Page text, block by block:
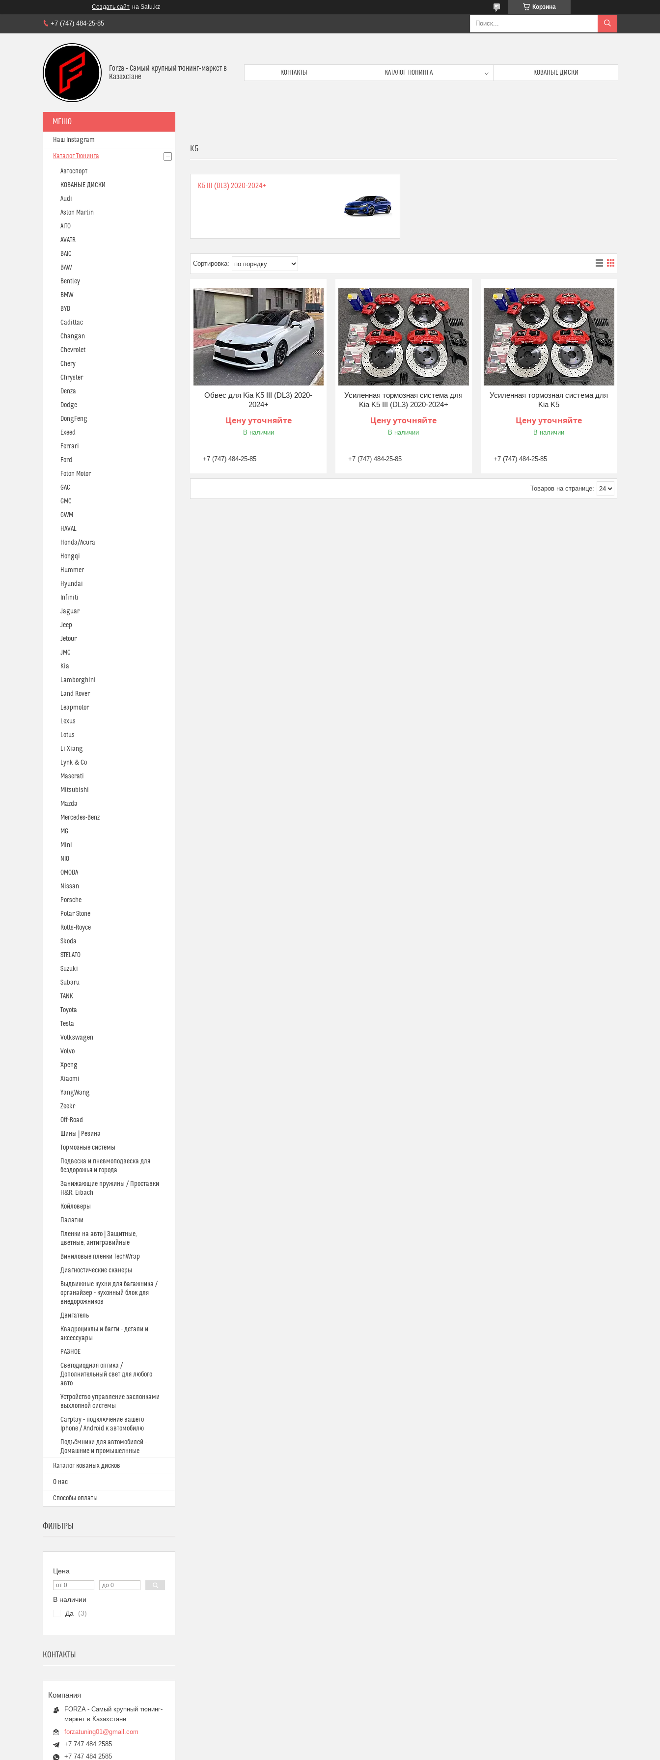
Создать сайт на Satu.kz Корзина
+7 (747) 484-25-85
Forza - Самый крупный тюнинг-маркет в
Казахстане
КОНТАКТЫ КАТАЛОГ ТЮНИНГА КОВАНЫЕ ДИСКИ
K5
K5 III (DL3) 2020-2024+
Обвес для Kia K5 III (DL3) 2020-
2024+
Цену уточняйте
В наличии
+7 (747) 484-25-85
Усиленная тормозная система для
Kia K5 III (DL3) 2020-2024+
Цену уточняйте
В наличии
+7 (747) 484-25-85
Усиленная тормозная система для
Kia K5
Цену уточняйте
В наличии
+7 (747) 484-25-85
Наш Instagram
Каталог Тюнинга
Автоспорт
КОВАНЫЕ ДИСКИ
Audi
Aston Martin
AITO
AVATR
BAIC
BAW
Bentley
BMW
BYD
Cadillac
Changan
Chevrolet
Chery
Chrysler
Denza
Dodge
DongFeng
Exeed
Ferrari
Ford
Foton Motor
GAC
GMC
GWM
HAVAL
Honda/Acura
Hongqi
Hummer
Hyundai
Infiniti
Jaguar
Jeep
Jetour
JMC
Kia
Lamborghini
Land Rover
Leapmotor
Lexus
Lotus
Li Xiang
Lynk & Co
Maserati
Mitsubishi
Mazda
Mercedes-Benz
MG
Mini
NIO
OMODA
Nissan
Porsche
Polar Stone
Rolls-Royce
Skoda
STELATO
Suzuki
Subaru
TANK
Toyota
Tesla
Volkswagen
Volvo
Xpeng
Xiaomi
YangWang
Zeekr
Off-Road
Шины | Резина
Тормозные системы
Подвеска и пневмоподвеска для
бездорожья и города
Занижающие пружины / Проставки
H&R; Eibach
Койловеры
Палатки
Пленки на авто | Защитные,
цветные, антигравийные
Виниловые пленки TechWrap
Диагностические сканеры
Выдвижные кухни для багажника /
органайзер - кухонный блок для
внедорожников
Двигатель
Квадроциклы и багги - детали и
аксессуары
РАЗНОЕ
Светодиодная оптика /
Дополнительный свет для любого
авто
Устройство управление заслонками
выхлопной системы
Carplay - подключение вашего
Iphone / Android к автомобилю
Подъёмники для автомобилей -
Домашние и промышелнные
Каталог кованых дисков
О нас
Способы оплаты
ФИЛЬТРЫ
Цена
В наличии
Да
3
КОНТАКТЫ
FORZA - Самый крупный тюнинг-
маркет в Казахстане
forzatuning01@gmail.com
+7 747 484 2585
+7 747 484 2585